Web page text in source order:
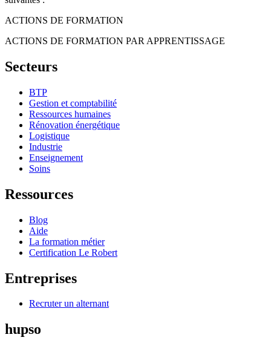
ACTIONS DE FORMATION
ACTIONS DE FORMATION PAR APPRENTISSAGE
Secteurs
BTP
Gestion et comptabilité
Ressources humaines
Rénovation énergétique
Logistique
Industrie
Enseignement
Soins
Ressources
Blog
Aide
La formation métier
Certification Le Robert
Entreprises
Recruter un alternant
hupso